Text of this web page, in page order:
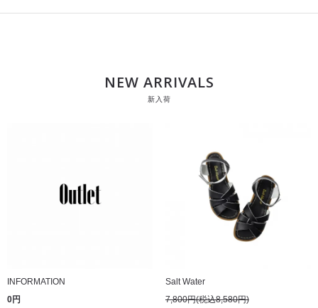
NEW ARRIVALS
新入荷
INFORMATION
0円
Salt Water
7,800円(税込8,580円)